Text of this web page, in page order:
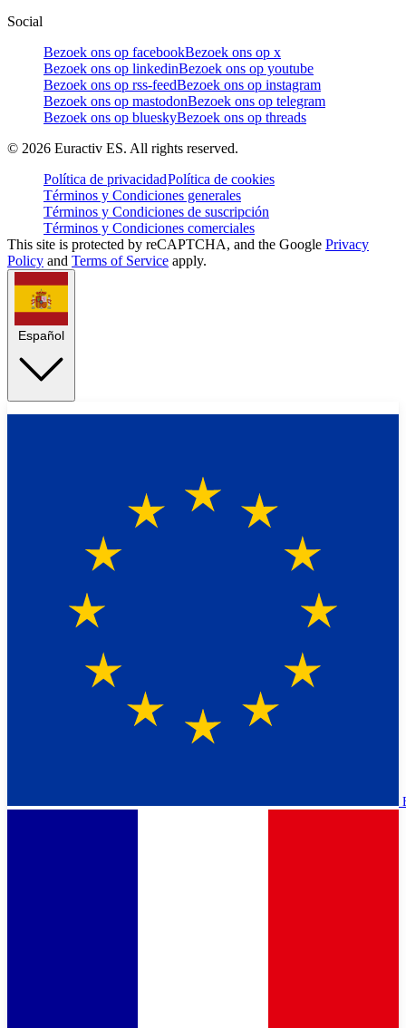
Social
Bezoek ons op facebookBezoek ons op x
Bezoek ons op linkedinBezoek ons op youtube
Bezoek ons op rss-feedBezoek ons op instagram
Bezoek ons op mastodonBezoek ons op telegram
Bezoek ons op blueskyBezoek ons op threads
© 2026 Euractiv ES. All rights reserved.
Política de privacidadPolítica de cookies
Términos y Condiciones generales
Términos y Condiciones de suscripción
Términos y Condiciones comerciales
This site is protected by reCAPTCHA, and the Google Privacy
Policy and Terms of Service apply.
Español